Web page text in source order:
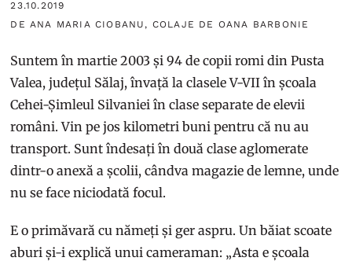
23.10.2019
DE ANA MARIA CIOBANU, COLAJE DE OANA BARBONIE
Suntem în martie 2003 și 94 de copii romi din Pusta
Valea, județul Sălaj, învață la clasele V-VII în școala
Cehei-Șimleul Silvaniei în clase separate de elevii
români. Vin pe jos kilometri buni pentru că nu au
transport. Sunt îndesați în două clase aglomerate
dintr-o anexă a școlii, cândva magazie de lemne, unde
nu se face niciodată focul.
E o primăvară cu nămeți și ger aspru. Un băiat scoate
aburi și-i explică unui cameraman: „Asta e școala